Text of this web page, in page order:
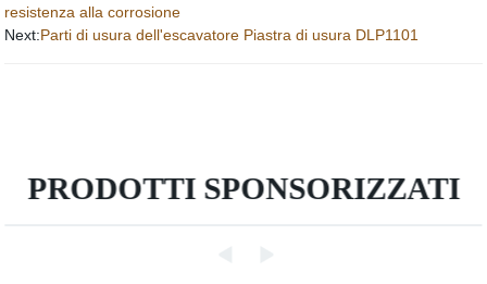
resistenza alla corrosione
Next:Parti di usura dell'escavatore Piastra di usura DLP1101
PRODOTTI SPONSORIZZATI